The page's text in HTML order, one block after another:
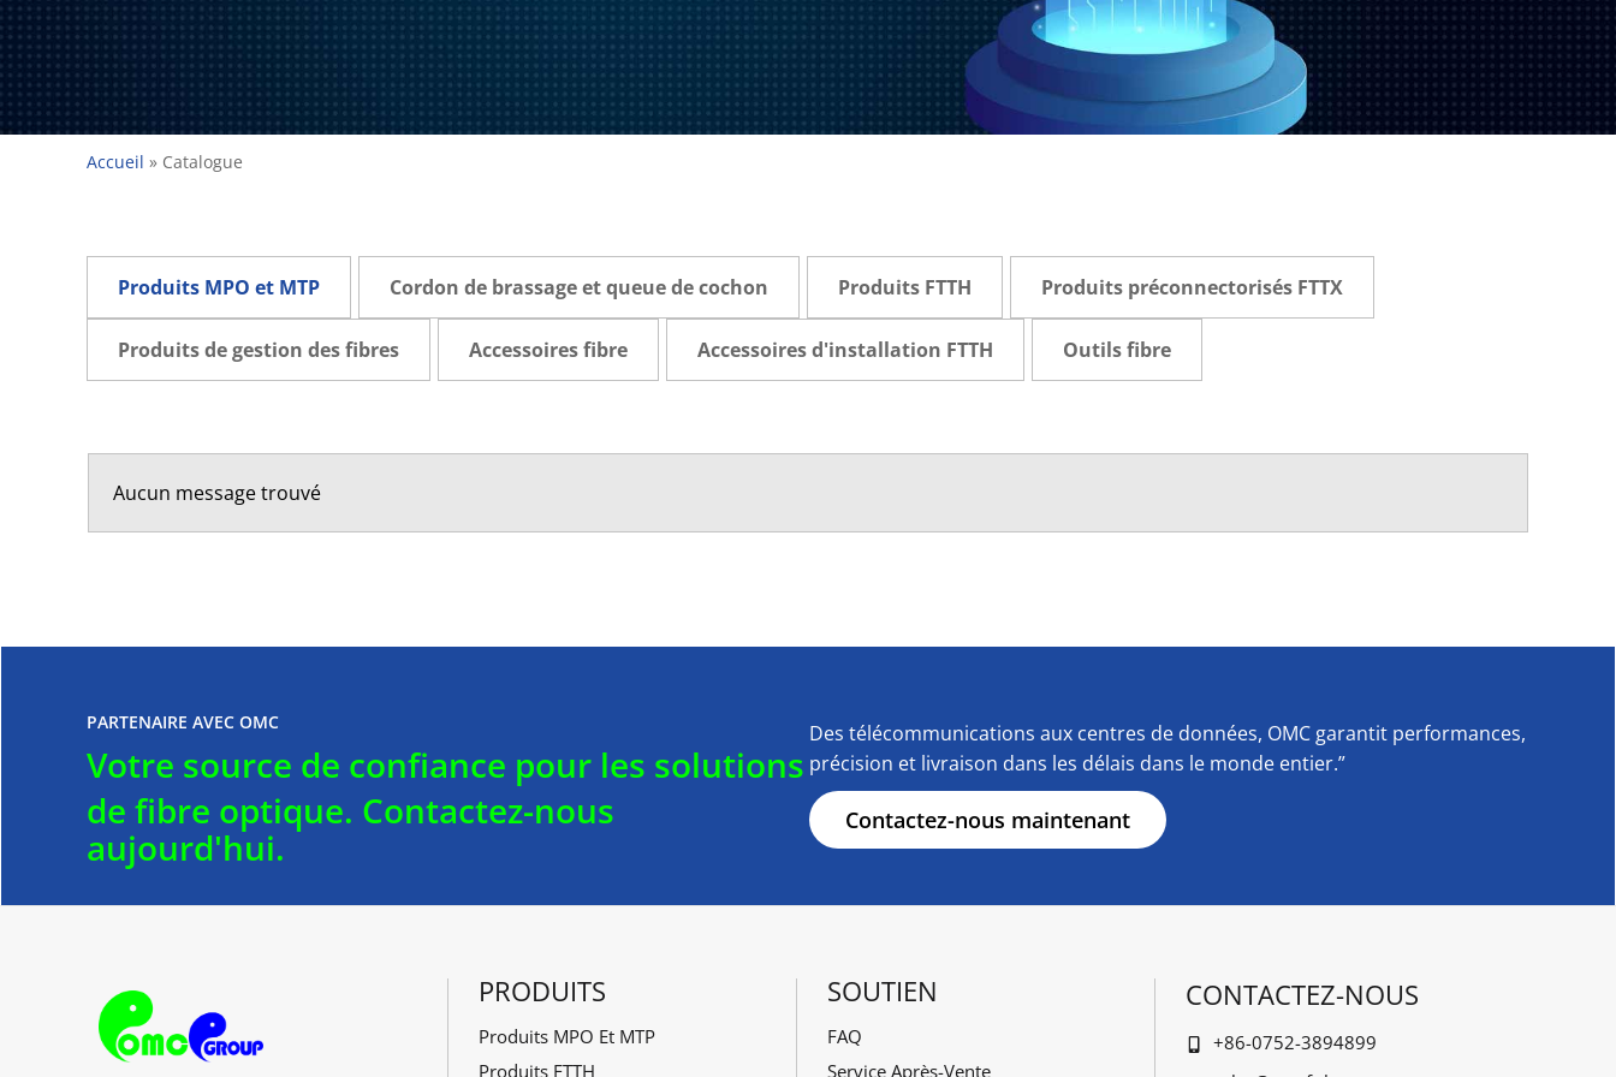
Accueil » Catalogue
Produits MPO et MTP Cordon de brassage et queue de cochon Produits FTTH Produits préconnectorisés FTTX
Produits de gestion des fibres Accessoires fibre Accessoires d'installation FTTH Outils fibre
Aucun message trouvé
PARTENAIRE AVEC OMC
Votre source de confiance pour les solutions
de fibre optique. Contactez-nous
aujourd'hui.
Des télécommunications aux centres de données, OMC garantit performances,
précision et livraison dans les délais dans le monde entier.”
Contactez-nous maintenant
PRODUITS
Produits MPO Et MTP
Produits FTTH
SOUTIEN
FAQ
Service Après-Vente
CONTACTEZ-NOUS
+86-0752-3894899